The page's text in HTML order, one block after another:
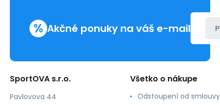
% Akčné ponuky na váš e-mail
SportOVA s.r.o.
Pavlovova 44
Všetko o nákupe
Odstoupení od smlouvy